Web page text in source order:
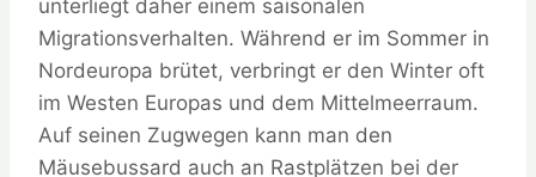
unterliegt daher einem saisonalen
Migrationsverhalten. Während er im Sommer in
Nordeuropa brütet, verbringt er den Winter oft
im Westen Europas und dem Mittelmeerraum.
Auf seinen Zugwegen kann man den
Mäusebussard auch an Rastplätzen bei der